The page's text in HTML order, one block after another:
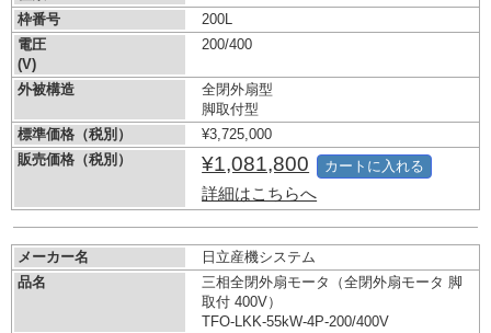
枠番号
200L
電圧
(V)
200/400
外被構造
全閉外扇型
脚取付型
標準価格（税別）
¥3,725,000
販売価格（税別）
¥1,081,800
詳細はこちらへ
カートに入れる
メーカー名
日立産機システム
品名
三相全閉外扇モータ（全閉外扇モータ 脚
取付 400V）
TFO-LKK-55kW-4P-200/400V